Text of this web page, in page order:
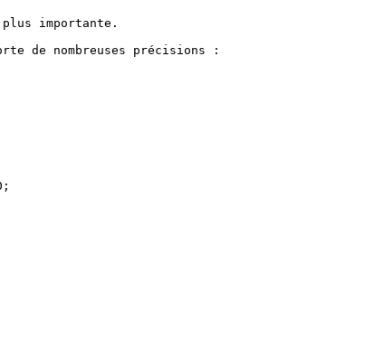
plus importante.
de nombreuses précisions :